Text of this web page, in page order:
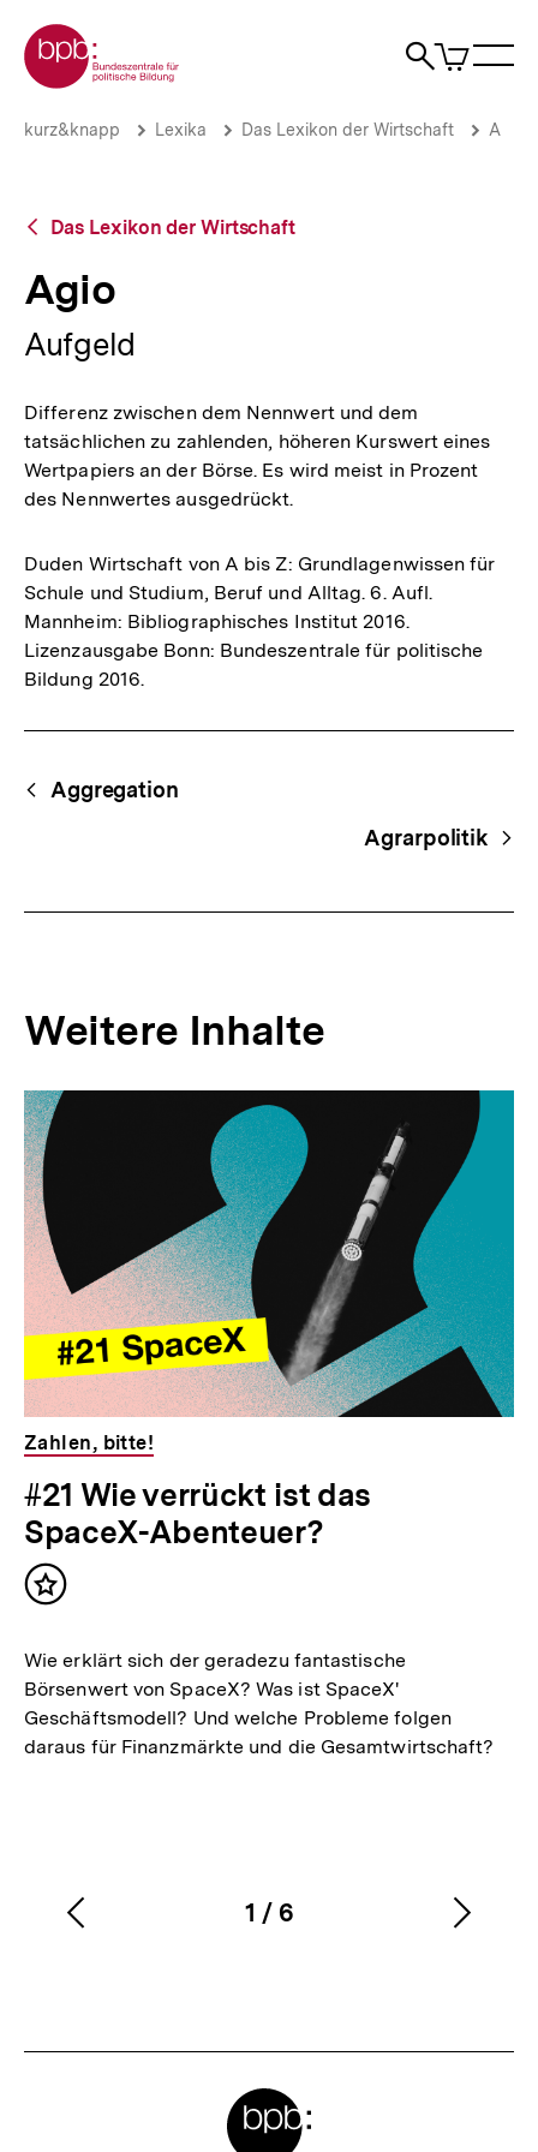
zum
Seiteninhalt
springen
Zur Startseite der bpb
Suche
Artikel
im
Agio
Brotkrümelnavigation
Pfadnavigation
kurz&knapp Lexika Das Lexikon der Wirtschaft A
Zurück
Übersicht
Das Lexikon der Wirtschaft
Agio
Aufgeld
Differenz zwischen dem Nennwert und dem
tatsächlichen zu zahlenden, höheren Kurswert eines
Wertpapiers an der Börse. Es wird meist in Prozent
des Nennwertes ausgedrückt.
Duden Wirtschaft von A bis Z: Grundlagenwissen für
Schule und Studium, Beruf und Alltag. 6. Aufl.
Mannheim: Bibliographisches Institut 2016.
Lizenzausgabe Bonn: Bundeszentrale für politische
Bildung 2016.
Begriffsnavigation
Content-
Navigation
Aggregation
Agrarpolitik
Weitere Inhalte
Inhaltskarousell
für
weitere
Inhalte
Inhaltskarussell
überspringen
Zahlen, bitte!
#21 Wie verrückt ist das
SpaceX-Abenteuer?
Inhalt
Wie erklärt sich der geradezu fantastische
Börsenwert von SpaceX? Was ist SpaceX'
Geschäftsmodell? Und welche Probleme folgen
daraus für Finanzmärkte und die Gesamtwirtschaft?
Karussellinhalt
1
von
/ 6
Vorherigen